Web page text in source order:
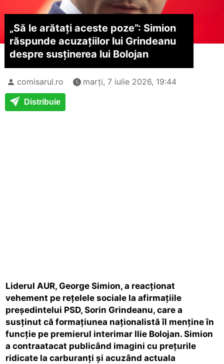
„Să le arătați aceste poze”: Simion
răspunde acuzațiilor lui Grindeanu
despre susținerea lui Bolojan
comisarul.ro marți, 7 iulie 2026, 19:44
Distribuie
Liderul AUR, George Simion, a reacționat
vehement pe rețelele sociale la afirmațiile
președintelui PSD, Sorin Grindeanu, care a
susținut că formațiunea naționalistă îl menține în
funcție pe premierul interimar Ilie Bolojan. Simion
a contraatacat publicând imagini cu prețurile
ridicate la carburanți și acuzând actuala